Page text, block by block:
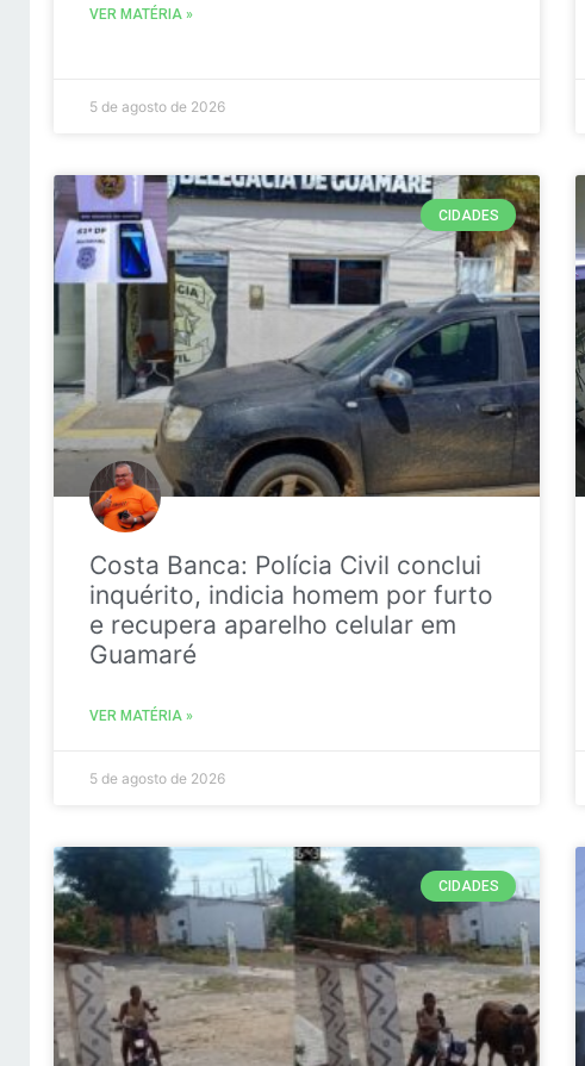
VER MATÉRIA »
5 de agosto de 2026
CIDADES
Costa Banca: Polícia Civil conclui
inquérito, indicia homem por furto
e recupera aparelho celular em
Guamaré
VER MATÉRIA »
5 de agosto de 2026
CIDADES